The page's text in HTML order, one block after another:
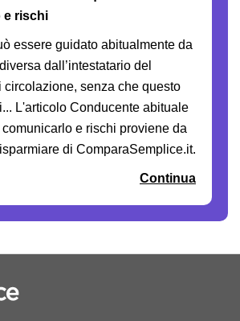
e rischi
essere guidato abitualmente da
dall’intestatario del
circolazione, senza che questo
L'articolo Conducente abituale
e rischi proviene da
di ComparaSemplice.it.
Continua